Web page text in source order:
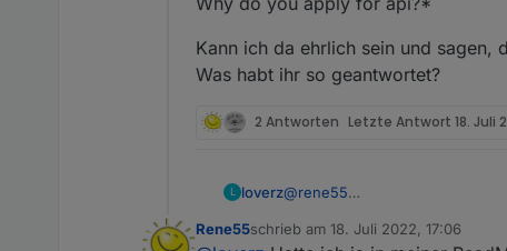
Kann ich da ehrlich sein und sagen,
Was habt ihr so geantwortet?
2 Antworten Letzte Antwort 18. Juli
L loverz@rene55
*Hi,
Rene55schrieb am 18. Juli 2022, 17:06
zuletzt editiert von